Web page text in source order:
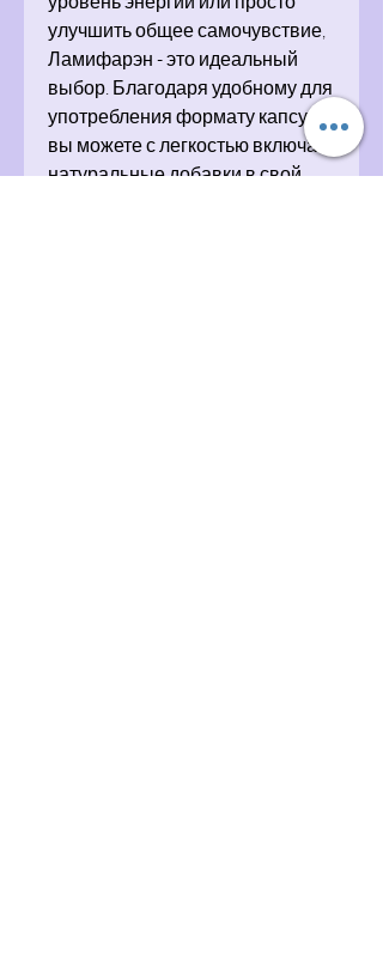
улучшить общее самочувствие,
Ламифарэн - это идеальный
выбор. Благодаря удобному для
употребления формату капсул,
вы можете с легкостью включать
натуральные добавки в свой